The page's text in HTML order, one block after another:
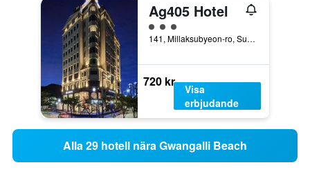
Ag405 Hotel
Klasskategori: 3
141, Millaksubyeon-ro, Suyeong-gu, Pusan, Sydkorea
720 kr
Visa
erbjudande
Alla 29 hotell nära Gwangalli Beach